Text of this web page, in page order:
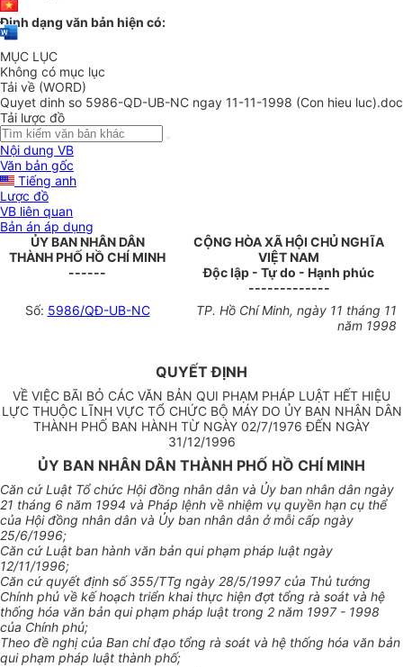
Định dạng văn bản hiện có:
MỤC LỤC
Không có mục lục
Tải về (WORD)
Quyet dinh so 5986-QD-UB-NC ngay 11-11-1998 (Con hieu luc).doc
Tải lược đồ
Nội dung VB
Văn bản gốc
Tiếng anh
Lược đồ
VB liên quan
Bản án áp dụng
ỦY BAN NHÂN DÂN
THÀNH PHỐ HỒ CHÍ MINH
------
CỘNG HÒA XÃ HỘI CHỦ NGHĨA
VIỆT NAM
Độc lập - Tự do - Hạnh phúc
-------------
Số: 5986/QĐ-UB-NC TP. Hồ Chí Minh, ngày 11 tháng 11
năm 1998
QUYẾT ĐỊNH
VỀ VIỆC BÃI BỎ CÁC VĂN BẢN QUI PHẠM PHÁP LUẬT HẾT HIỆU
LỰC THUỘC LĨNH VỰC TỔ CHỨC BỘ MÁY DO ỦY BAN NHÂN DÂN
THÀNH PHỐ BAN HÀNH TỪ NGÀY 02/7/1976 ĐẾN NGÀY
31/12/1996
ỦY BAN NHÂN DÂN THÀNH PHỐ HỒ CHÍ MINH
Căn cứ Luật Tổ chức Hội đồng nhân dân và Ủy ban nhân dân ngày
21 tháng 6 năm 1994 và Pháp lệnh về nhiệm vụ quyền hạn cụ thể
của Hội đồng nhân dân và Ủy ban nhân dân ở mỗi cấp ngày
25/6/1996;
Căn cứ Luật ban hành văn bản qui phạm pháp luật ngày
12/11/1996;
Căn cứ quyết định số 355/TTg ngày 28/5/1997 của Thủ tướng
Chính phủ về kế hoạch triển khai thực hiện đợt tổng rà soát và hệ
thống hóa văn bản qui phạm pháp luật trong 2 năm 1997 - 1998
của Chính phủ;
Theo đề nghị của Ban chỉ đạo tổng rà soát và hệ thống hóa văn bản
qui phạm pháp luật thành phố;